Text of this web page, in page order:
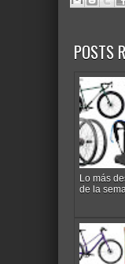
POSTS
Lo más
de la